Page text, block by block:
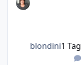
blondini1 Tag